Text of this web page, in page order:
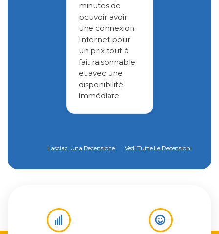
minutes de
pouvoir avoir
une connexion
Internet pour
un prix tout à
fait raisonnable
et avec une
disponibilité
immédiate
Lasciaci Una Recensione Vedi Tutte Le Recensioni